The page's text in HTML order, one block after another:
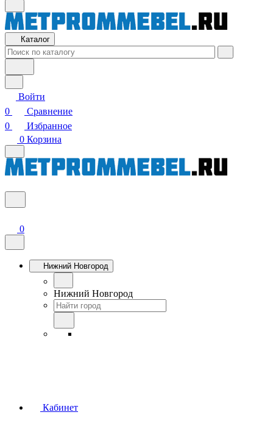
Каталог
Войти
0
Сравнение
0
Избранное
0 Корзина
0
Нижний Новгород
Нижний Новгород
Кабинет